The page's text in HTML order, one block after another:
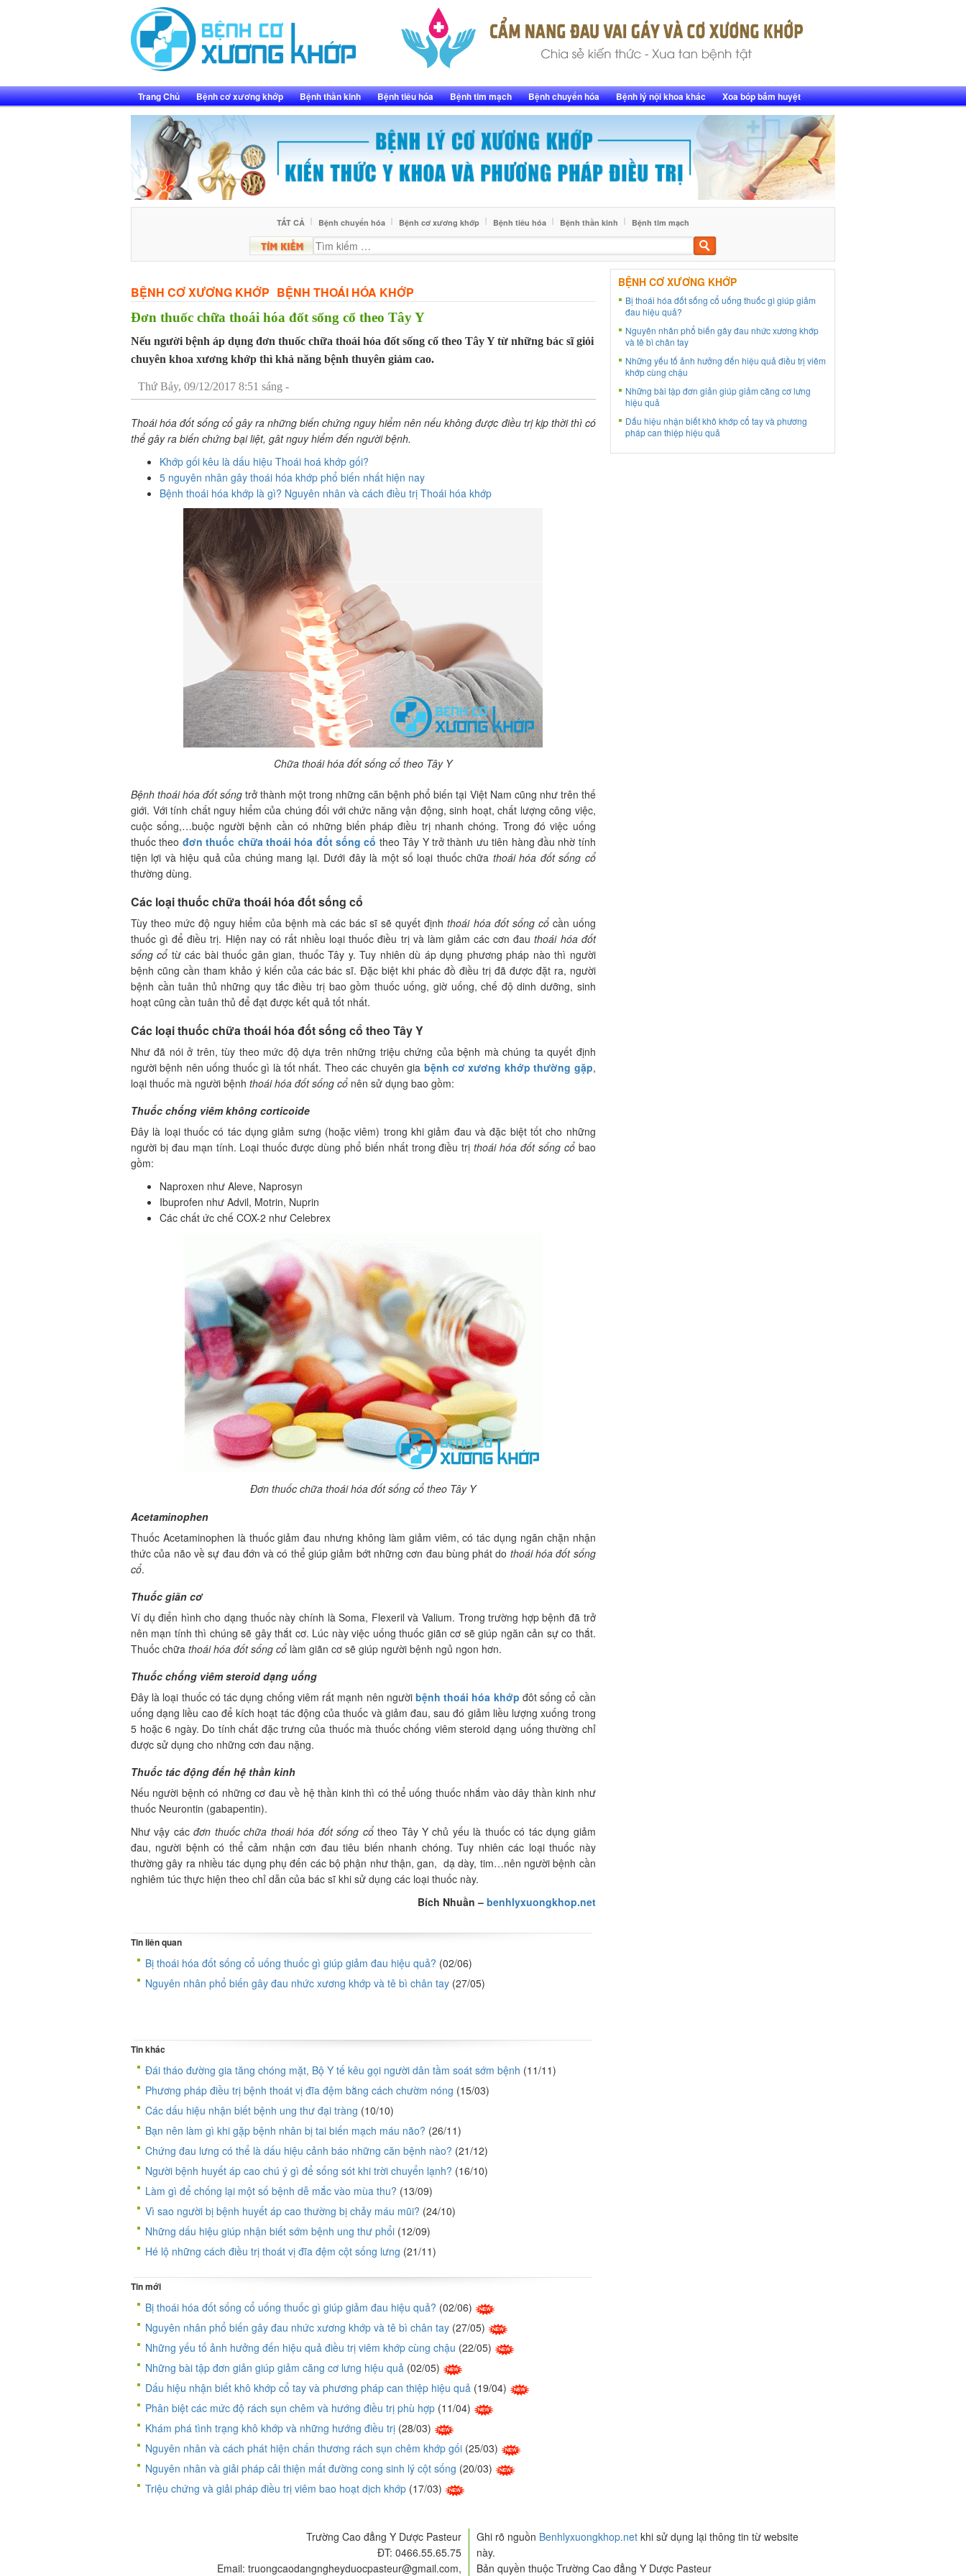
Trang Chủ Bệnh cơ xương khớp Bệnh thần kinh Bệnh tiêu hóa Bệnh tim mạch Bệnh chuyển hóa Bệnh lý nội khoa khác Xoa bóp bấm huyệt
TẤT CẢ Bệnh chuyển hóa Bệnh cơ xương khớp Bệnh tiêu hóa Bệnh thần kinh Bệnh tim mạch
Tìm
kiếm
BỆNH CƠ XƯƠNG KHỚP BỆNH THOÁI HÓA KHỚP
Đơn thuốc chữa thoái hóa đốt sống cổ theo Tây Y
Nếu người bệnh áp dụng đơn thuốc chữa thoái hóa đốt sống cổ theo Tây Y từ những bác sĩ giỏi
chuyên khoa xương khớp thì khả năng bệnh thuyên giảm cao.
Thứ Bảy, 09/12/2017 8:51 sáng -
Thoái hóa đốt sống cổ gây ra những biến chứng nguy hiểm nên nếu không được điều trị kịp thời thì có
thể gây ra biến chứng bại liệt, gât nguy hiểm đến người bệnh.
Khớp gối kêu là dấu hiệu Thoái hoá khớp gối?
5 nguyên nhân gây thoái hóa khớp phổ biến nhất hiện nay
Bệnh thoái hóa khớp là gì? Nguyên nhân và cách điều trị Thoái hóa khớp
Chữa thoái hóa đốt sống cổ theo Tây Y
Bệnh thoái hóa đốt sống trở thành một trong những căn bệnh phổ biến tại Việt Nam cũng như trên thế
giới. Với tính chất nguy hiểm của chúng đối với chức năng vận động, sinh hoạt, chất lượng công việc,
cuộc sống,…buộc người bệnh cần có những biến pháp điều trị nhanh chóng. Trong đó việc uống
thuốc theo đơn thuốc chữa thoái hóa đốt sống cổ theo Tây Y trở thành ưu tiên hàng đầu nhờ tính
tiện lợi và hiệu quả của chúng mang lại. Dưới đây là một số loại thuốc chữa thoái hóa đốt sống cổ
thường dùng.
Các loại thuốc chữa thoái hóa đốt sống cổ
Tùy theo mức độ nguy hiểm của bệnh mà các bác sĩ sẽ quyết địnhthoái hóa đốt sống cổcần uống
thuốc gì để điều trị. Hiện nay có rất nhiều loại thuốc điều trị và làm giảm các cơn đauthoái hóa đốt
sống cổ từ các bài thuốc gân gian, thuốc Tây y. Tuy nhiên dù áp dụng phương pháp nào thì người
bệnh cũng cần tham khảo ý kiến của các bác sĩ. Đặc biệt khi phác đồ điều trị đã được đặt ra, người
bệnh cần tuân thủ những quy tắc điều trị bao gồm thuốc uống, giờ uống, chế độ dinh dưỡng, sinh
hoạt cũng cần tuân thủ để đạt được kết quả tốt nhất.
Các loạithuốc chữa thoái hóa đốt sống cổ theo Tây Y
Như đã nói ở trên, tùy theo mức độ dựa trên những triệu chứng của bệnh mà chúng ta quyết định
người bệnh nên uống thuốc gì là tốt nhất. Theo các chuyên gia bệnh cơ xương khớp thường gặp,
loại thuốc mà người bệnh thoái hóa đốt sống cổ nên sử dụng bao gồm:
Thuốc chống viêm không corticoide
Đây là loại thuốc có tác dụng giảm sưng (hoặc viêm) trong khi giảm đau và đặc biệt tốt cho những
người bị đau mạn tính. Loại thuốc được dùng phổ biến nhất trong điều trịthoái hóa đốt sống cổbao
gồm:
Naproxen như Aleve, Naprosyn
Ibuprofen như Advil, Motrin, Nuprin
Các chất ức chế COX-2 như Celebrex
Đơn thuốc chữa thoái hóa đốt sống cổ theo Tây Y
Acetaminophen
Thuốc Acetaminophen là thuốc giảm đau nhưng không làm giảm viêm, có tác dụng ngăn chặn nhận
thức của não về sự đau đớn và có thể giúp giảm bớt những cơn đau bùng phát do thoái hóa đốt sống
cổ.
Thuốc giãn cơ
Ví dụ điển hình cho dạng thuốc này chính là Soma, Flexeril và Valium. Trong trường hợp bệnh đã trở
nên mạn tính thì chúng sẽ gây thắt cơ. Lúc này việc uống thuốc giãn cơ sẽ giúp ngăn cản sự co thắt.
Thuốc chữa thoái hóa đốt sống cổ làm giãn cơ sẽ giúp người bệnh ngủ ngon hơn.
Thuốc chống viêm steroid dạng uống
Đây là loại thuốc có tác dụng chống viêm rất mạnh nên ngườibệnh thoái hóa khớp đôt sống cổ cần
uống dạng liều cao để kích hoạt tác động của thuốc và giảm đau, sau đó giảm liều lượng xuống trong
5 hoặc 6 ngày. Do tính chất đặc trưng của thuốc mà thuốc chống viêm steroid dạng uống thường chỉ
được sử dụng cho những cơn đau nặng.
Thuốc tác động đến hệ thần kinh
Nếu người bệnh có những cơ đau về hệ thần kinh thì có thể uống thuốc nhắm vào dây thần kinh như
thuốc Neurontin (gabapentin).
Như vậy cácđơn thuốc chữa thoái hóa đốt sống cổtheo Tây Y chủ yếu là thuốc có tác dụng giảm
đau, người bệnh có thể cảm nhận cơn đau tiêu biến nhanh chóng. Tuy nhiên các loại thuốc này
thường gây ra nhiều tác dụng phụ đến các bộ phận như thận, gan, dạ dày, tim…nên người bệnh cần
nghiêm túc thực hiện theo chỉ dẫn của bác sĩ khi sử dụng các loại thuốc này.
Bích Nhuần – benhlyxuongkhop.net
Tin liên quan
Bị thoái hóa đốt sống cổ uống thuốc gì giúp giảm đau hiệu quả? (02/06)
Nguyên nhân phổ biến gây đau nhức xương khớp và tê bì chân tay (27/05)
Tin khác
Đái tháo đường gia tăng chóng mặt, Bộ Y tế kêu gọi người dân tầm soát sớm bệnh (11/11)
Phương pháp điều trị bệnh thoát vị đĩa đệm bằng cách chườm nóng (15/03)
Các dấu hiệu nhận biết bệnh ung thư đại tràng (10/10)
Bạn nên làm gì khi gặp bệnh nhân bị tai biến mạch máu não? (26/11)
Chứng đau lưng có thể là dấu hiệu cảnh báo những căn bệnh nào? (21/12)
Người bệnh huyết áp cao chú ý gì để sống sót khi trời chuyển lạnh? (16/10)
Làm gì để chống lại một số bệnh dễ mắc vào mùa thu? (13/09)
Vì sao người bị bệnh huyết áp cao thường bị chảy máu mũi? (24/10)
Những dấu hiệu giúp nhận biết sớm bệnh ung thư phổi (12/09)
Hé lộ những cách điều trị thoát vị đĩa đệm cột sống lưng (21/11)
Tin mới
Bị thoái hóa đốt sống cổ uống thuốc gì giúp giảm đau hiệu quả? (02/06)
Nguyên nhân phổ biến gây đau nhức xương khớp và tê bì chân tay (27/05)
Những yếu tố ảnh hưởng đến hiệu quả điều trị viêm khớp cùng chậu (22/05)
Những bài tập đơn giản giúp giảm căng cơ lưng hiệu quả (02/05)
Dấu hiệu nhận biết khô khớp cổ tay và phương pháp can thiệp hiệu quả (19/04)
Phân biệt các mức độ rách sụn chêm và hướng điều trị phù hợp (11/04)
Khám phá tình trạng khô khớp và những hướng điều trị (28/03)
Nguyên nhân và cách phát hiện chấn thương rách sụn chêm khớp gối (25/03)
Nguyên nhân và giải pháp cải thiện mất đường cong sinh lý cột sống (20/03)
Triệu chứng và giải pháp điều trị viêm bao hoạt dịch khớp (17/03)
BỆNH CƠ XƯƠNG KHỚP
Bị thoái hóa đốt sống cổ uống thuốc gì giúp giảm
đau hiệu quả?
Nguyên nhân phổ biến gây đau nhức xương khớp
và tê bì chân tay
Những yếu tố ảnh hưởng đến hiệu quả điều trị viêm
khớp cùng chậu
Những bài tập đơn giản giúp giảm căng cơ lưng
hiệu quả
Dấu hiệu nhận biết khô khớp cổ tay và phương
pháp can thiệp hiệu quả
Trường Cao đẳng Y Dược Pasteur
ĐT: 0466.55.65.75
Email: truongcaodangngheyduocpasteur@gmail.com,
Ghi rõ nguồn Benhlyxuongkhop.net khi sử dụng lại thông tin từ website
này.
Bản quyền thuộc Trường Cao đẳng Y Dược Pasteur